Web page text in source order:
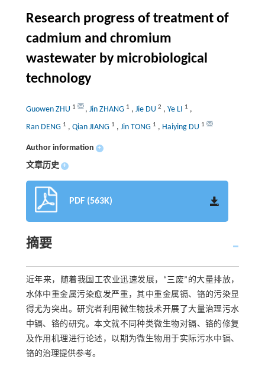
Research progress of treatment of
cadmium and chromium
wastewater by microbiological
technology
Guowen ZHU 1 , Jin ZHANG 1 , Jie DU 2 , Ye LI 1 ,
Ran DENG 1 , Qian JIANG 1 , Jin TONG 1 , Haiying DU 1
Author information +
文章历史 +
PDF (563K)
摘要
近年来，随着我国工农业迅速发展，“三废”的大量排放，
水体中重金属污染愈发严重，其中重金属镉、铬的污染显
得尤为突出。研究者利用微生物技术开展了大量治理污水
中镉、铬的研究。本文就不同种类微生物对镉、铬的修复
及作用机理进行论述，以期为微生物用于实际污水中镉、
铬的治理提供参考。